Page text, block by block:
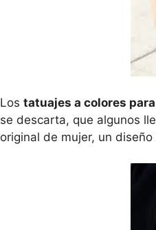
Los tatuajes a colores
se descarta, que algunos
original de mujer, un